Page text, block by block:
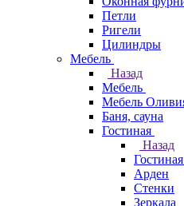
Петли
Ригели
Цилиндры
Мебель
Назад
Мебель
Мебель
Баня, сауна
Гостиная
Назад
Гостиная
Арден
Стенки
Зеркала